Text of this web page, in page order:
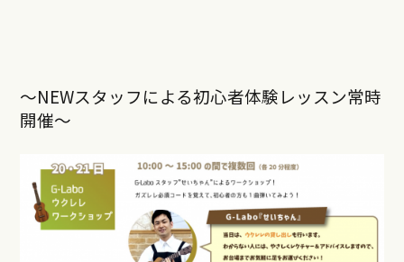
〜NEWスタッフによる初心者体験レッスン常時
開催〜